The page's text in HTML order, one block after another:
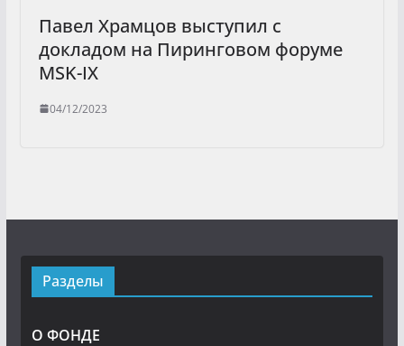
Павел Храмцов выступил с
докладом на Пиринговом форуме
MSK-IX
04/12/2023
Разделы
О ФОНДЕ